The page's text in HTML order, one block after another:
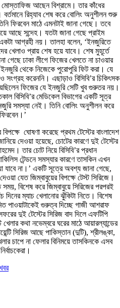
মোস্তাফিজ আছেন বিশ্রামে। তার কাঁধের
রিহ্যাব শেষ করে বোলিং অনুশীলন শুরু
ফিরবেন মাঠে এমনটাই জানা গেছে। তবে
আছে সন্দেহ। যতটা জানা গেছে প্রাইম
আগ্রহী নয়। তালহা বলেন, ‘ইনজুরিতে
খেলাও প্রায় শেষ হয়ে যাবে। শেষ মুহূর্তে
গেছে ঢাকা লীগে ফিজের খেলতে না চাওয়ার
থেকে নিজেকে পুরোপুরি ফিট করা। যে
করেননি। এছাড়াও বিসিবি’র চিকিৎসক
ফিজের যে ইনজুরি সেটি খুব গুরুতর নয়।
বিসিবি’র মেডিকেল বিভাগের একটি সূত্র
সমস্যা নেই। তিনি বোলিং অনুশীলন করে
বিপক্ষে ঘোষণা করেছে প্রথম টেস্টের বাংলাদেশ
দেওয়া হয়েছে, চোটের কারণে দুই টেস্টের
তার চোট নিয়ে বিসিবি’র প্রধান
টেন্ডনে সমস্যার কারণে তাসকিন এখন
যাবে না।’ একটি সূত্রে অবশ্য জানা গেছে,
যেত জিম্বাবুয়ের বিপক্ষে টেস্ট সিরিজে।
বিশেষ করে জিম্বাবুয়ে সিরিজের পরপরই
দিনের ম্যাচ খেলানোর ঝুঁকিটা নিতে। বিশেষ
পাওয়াটাকেই গুরুত্ব দিচ্ছে গাজী আশরাফ
দুই টেস্টের সিরিজ বাদ দিলে এফটিপি
কথা নভেম্বরে ঘরের মাঠে আয়ারল্যান্ডের
সিরিজ আছে পাকিস্তান (দুটি), শ্রীলঙ্কা,
চাপে না ফেলার বিনিময়ে তাসকিনকে এসব